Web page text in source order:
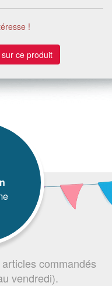
!
ce produit
commandés
vendredi).